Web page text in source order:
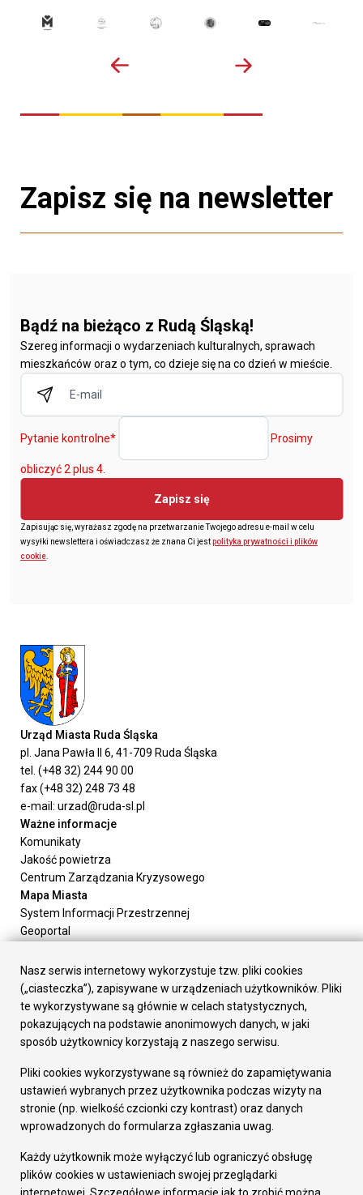
Zapisz się na newsletter
Bądź na bieżąco z Rudą Śląską!
Szereg informacji o wydarzeniach kulturalnych, sprawach
mieszkańców oraz o tym, co dzieje się na co dzień w mieście.
Pytanie kontrolne* Prosimy
obliczyć 2 plus 4.
Zapisz się
Zapisując się, wyrażasz zgodę na przetwarzanie Twojego adresu e-mail w celu
wysyłki newslettera i oświadczasz że znana Ci jestpolityka prywatności i plików
cookie.
Urząd Miasta Ruda Śląska
pl. Jana Pawła II 6, 41-709 Ruda Śląska
tel. (+48 32) 244 90 00
fax (+48 32) 248 73 48
e-mail: urzad@ruda-sl.pl
Ważne informacje
Komunikaty
Jakość powietrza
Centrum Zarządzania Kryzysowego
Mapa Miasta
System Informacji Przestrzennej
Geoportal
Załatw sprawę
Prezydent Miasta
Rada Miasta
Wydziały
Elektroniczna Skrzynka Podawcza
Gospodarka
Fundusze europejskie
Środki krajowe
Oferty inwestycyjne
Pozostałe
Deklaracja dostępności
Nasz serwis internetowy wykorzystuje tzw. pliki cookies
(„ciasteczka”), zapisywane w urządzeniach użytkowników. Pliki
te wykorzystywane są głównie w celach statystycznych,
pokazujących na podstawie anonimowych danych, w jaki
sposób użytkownicy korzystają z naszego serwisu.
Pliki cookies wykorzystywane są również do zapamiętywania
ustawień wybranych przez użytkownika podczas wizyty na
stronie (np. wielkość czcionki czy kontrast) oraz danych
wprowadzonych do formularza zgłaszania uwag.
Każdy użytkownik może wyłączyć lub ograniczyć obsługę
plików cookies w ustawieniach swojej przeglądarki